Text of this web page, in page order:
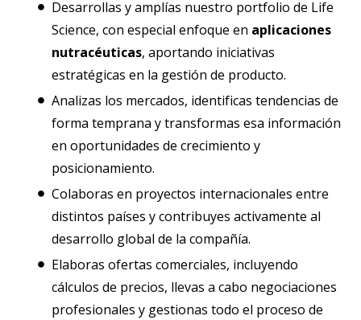
Desarrollas y amplías nuestro portfolio de Life
Science, con especial enfoque en aplicaciones
nutracéuticas, aportando iniciativas
estratégicas en la gestión de producto.
Analizas los mercados, identificas tendencias de
forma temprana y transformas esa información
en oportunidades de crecimiento y
posicionamiento.
Colaboras en proyectos internacionales entre
distintos países y contribuyes activamente al
desarrollo global de la compañía.
Elaboras ofertas comerciales, incluyendo
cálculos de precios, llevas a cabo negociaciones
profesionales y gestionas todo el proceso de